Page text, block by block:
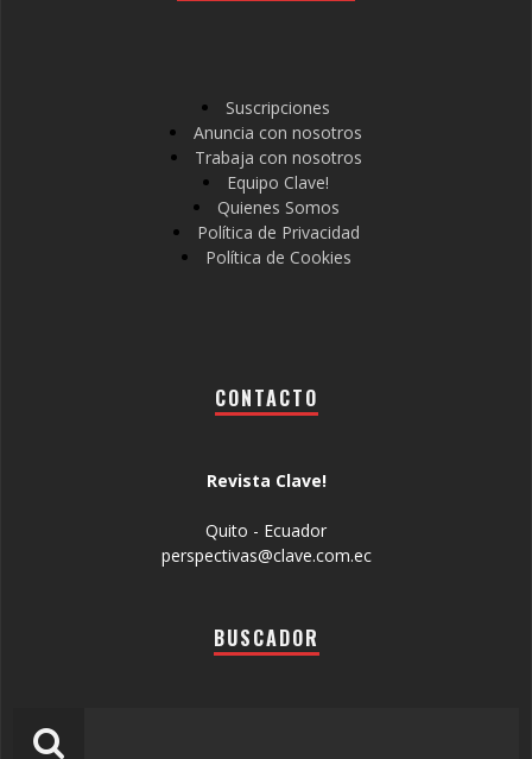
Suscripciones
Anuncia con nosotros
Trabaja con nosotros
Equipo Clave!
Quienes Somos
Política de Privacidad
Política de Cookies
CONTACTO
Revista Clave!
Quito - Ecuador
perspectivas@clave.com.ec
BUSCADOR